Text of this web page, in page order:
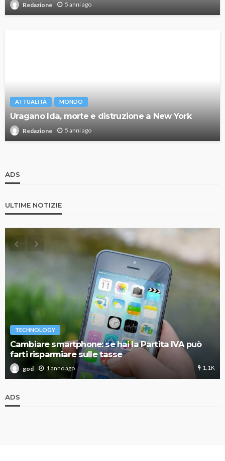
Redazione 5 anni ago
ATTUALITÀ MONDO
Uragano Ida, morte e distruzione a New York
Redazione 5 anni ago
ADS
ULTIME NOTIZIE
TECHNOLOGY
Cambiare smartphone: se hai la Partita IVA può
farti risparmiare sulle tasse
god 1 anno ago 1.1K
ADS